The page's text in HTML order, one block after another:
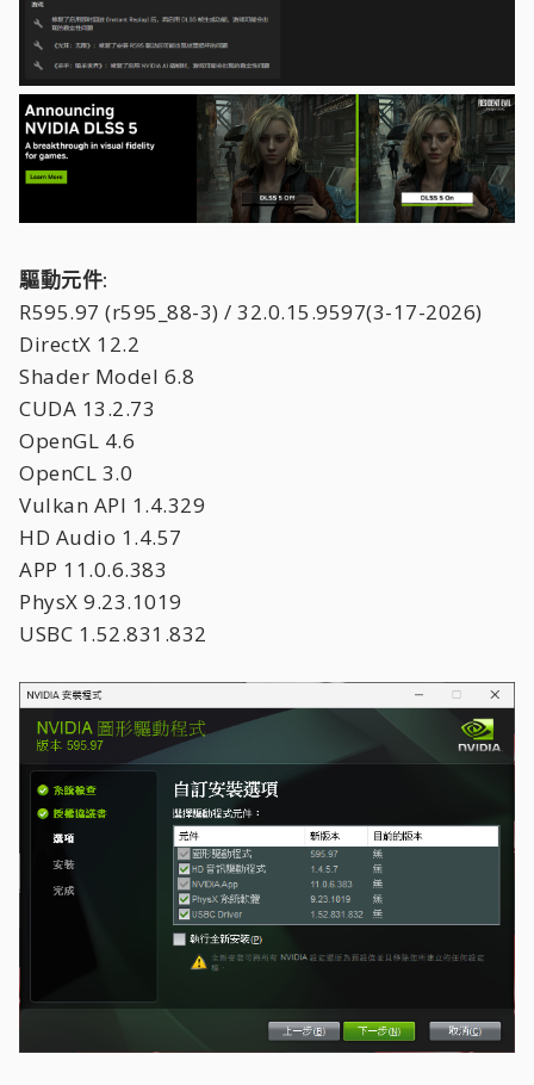
驅動元件:
R595.97 (r595_88-3) / 32.0.15.9597(3-17-2026)
DirectX 12.2
Shader Model 6.8
CUDA 13.2.73
OpenGL 4.6
OpenCL 3.0
Vulkan API 1.4.329
HD Audio 1.4.57
APP 11.0.6.383
PhysX 9.23.1019
USBC 1.52.831.832